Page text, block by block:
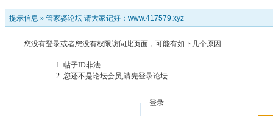
提示信息 » 管家婆论坛 请大家记好：www.417579.xyz
您没有登录或者您没有权限访问此页面，可能有如下几个原因:
帖子ID非法
您还不是论坛会员,请先登录论坛
登录